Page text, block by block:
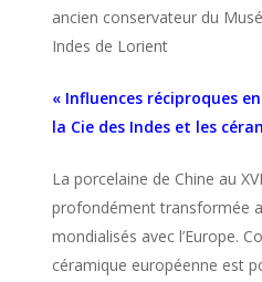
ancien conservateur du
Indes de Lorient
« Influences réciproques
la Cie des Indes et les
La porcelaine de Chine au
profondément transformée
mondialisés avec l’Europe.
céramique européenne est